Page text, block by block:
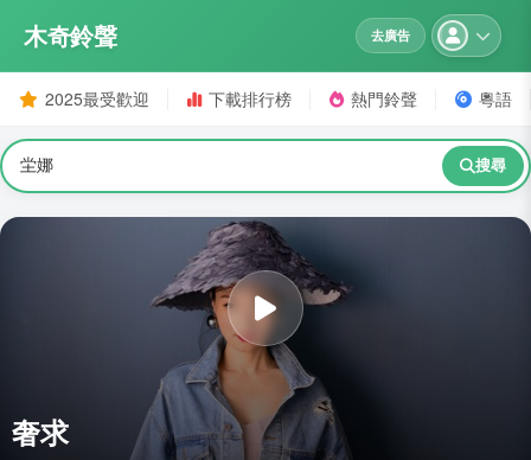
木奇鈴聲 去廣告
2025最受歡迎 下載排行榜 熱門鈴聲 粵語
搜尋
奢求